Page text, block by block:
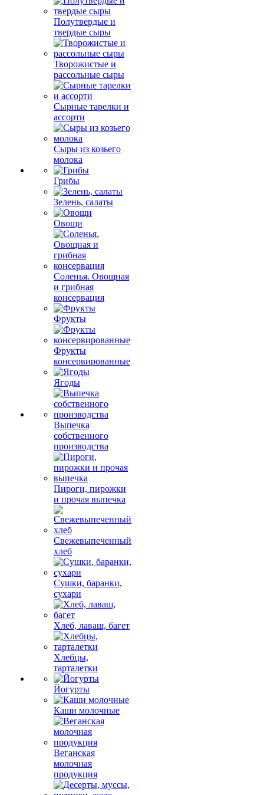
Полутвердые и
твердые сыры
Творожистые и
рассольные сыры
Сырные тарелки и
ассорти
Сыры из козьего
молока
Грибы
Зелень, салаты
Овощи
Соленья. Овощная
и грибная
консервация
Фрукты
Фрукты
консервированные
Ягоды
Выпечка
собственного
производства
Пироги, пирожки
и прочая выпечка
Свежевыпеченный
хлеб
Сушки, баранки,
сухари
Хлеб, лаваш, багет
Хлебцы,
тарталетки
Йогурты
Каши молочные
Веганская
молочная
продукция